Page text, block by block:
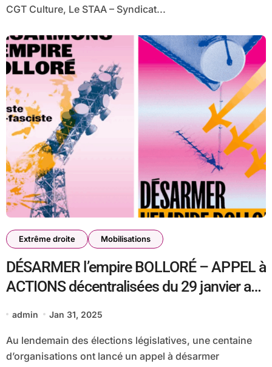
CGT Culture, Le STAA – Syndicat...
Extrême droite Mobilisations
DÉSARMER l’empire BOLLORÉ – APPEL à
ACTIONS décentralisées du 29 janvier au
admin Jan 31, 2025
Au lendemain des élections législatives, une centaine
d’organisations ont lancé un appel à désarmer